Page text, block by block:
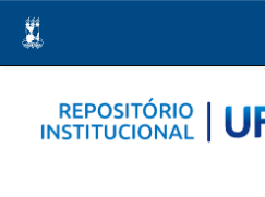
navigation